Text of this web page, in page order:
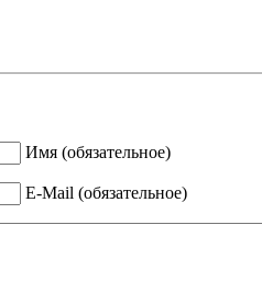
Имя (обязательное)
E-Mail (обязательное)